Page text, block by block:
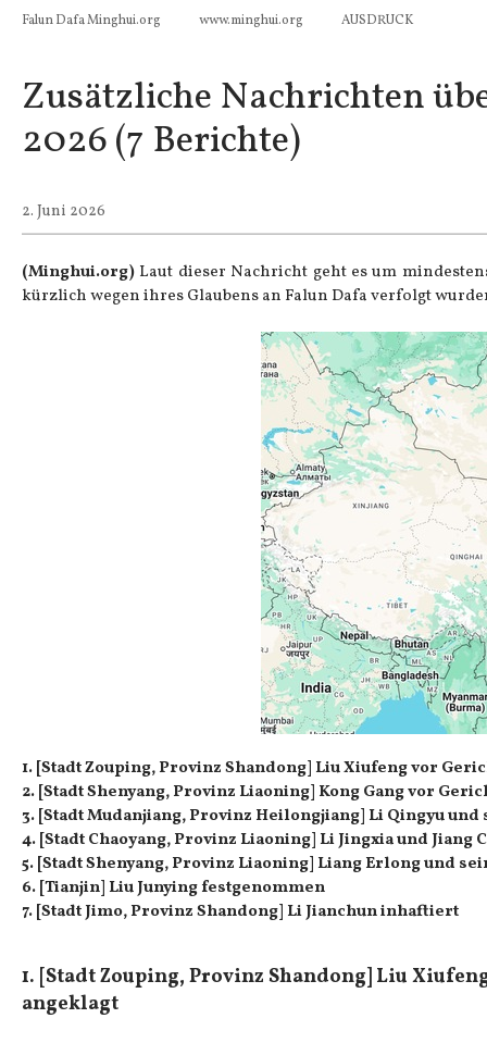
Falun Dafa Minghui.org www.minghui.org AUSDRUCK
Zusätzliche Nachrichten
2026 (7 Berichte)
2. Juni 2026
(Minghui.org) Laut dieser Nachricht geht es um
kürzlich wegen ihres Glaubens an Falun Dafaverfolgt
1. [Stadt Zouping, Provinz Shandong] Liu Xiufeng vor
2. [Stadt Shenyang, Provinz Liaoning] Kong Gang vor
3. [Stadt Mudanjiang, Provinz Heilongjiang] Li Qingyu und
4. [Stadt Chaoyang, Provinz Liaoning] Li Jingxia und Jiang
5. [Stadt Shenyang, Provinz Liaoning] Liang Erlong und
6. [Tianjin] Liu Junying festgenommen
7. [Stadt Jimo, Provinz Shandong] Li Jianchun inhaftiert
1. [Stadt Zouping, Provinz Shandong] Liu
angeklagt